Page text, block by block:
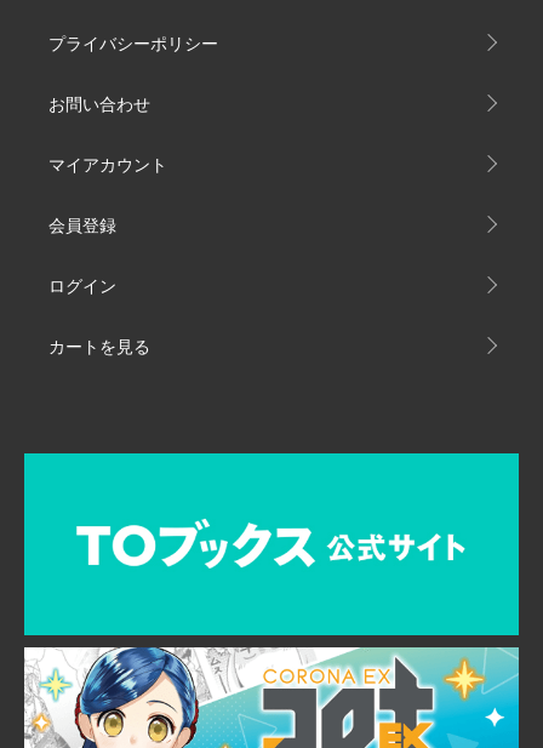
プライバシーポリシー
お問い合わせ
マイアカウント
会員登録
ログイン
カートを見る